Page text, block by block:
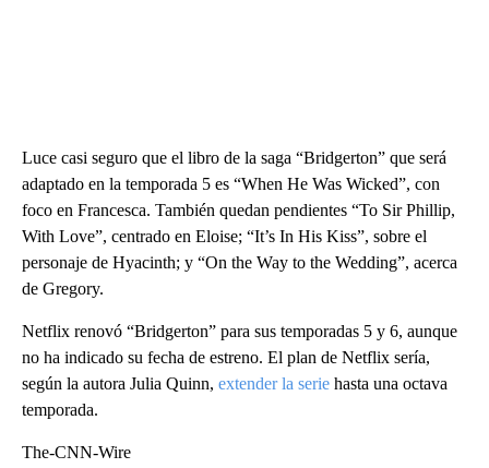
Luce casi seguro que el libro de la saga “Bridgerton” que será
adaptado en la temporada 5 es “When He Was Wicked”, con
foco en Francesca. También quedan pendientes “To Sir Phillip,
With Love”, centrado en Eloise; “It’s In His Kiss”, sobre el
personaje de Hyacinth; y “On the Way to the Wedding”, acerca
de Gregory.
Netflix renovó “Bridgerton” para sus temporadas 5 y 6, aunque
no ha indicado su fecha de estreno. El plan de Netflix sería,
según la autora Julia Quinn, extender la serie hasta una octava
temporada.
The-CNN-Wire